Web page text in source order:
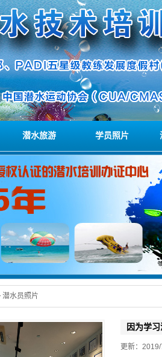
潜水旅游 学员照片
潜水员照片
因为学
更新：